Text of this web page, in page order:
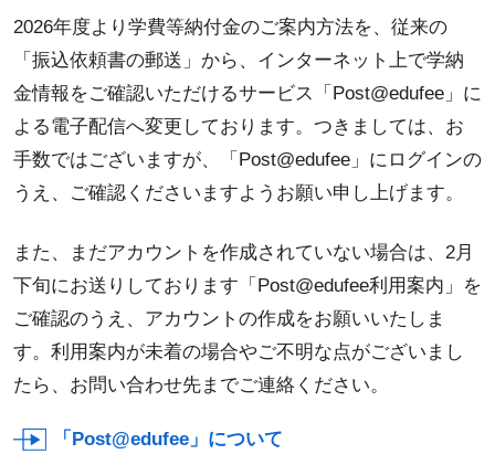
2026年度より学費等納付金のご案内方法を、従来の
「振込依頼書の郵送」から、インターネット上で学納
金情報をご確認いただけるサービス「Post@edufee」に
よる電子配信へ変更しております。つきましては、お
手数ではございますが、「Post@edufee」にログインの
うえ、ご確認くださいますようお願い申し上げます。
また、まだアカウントを作成されていない場合は、2月
下旬にお送りしております「Post@edufee利用案内」を
ご確認のうえ、アカウントの作成をお願いいたしま
す。利用案内が未着の場合やご不明な点がございまし
たら、お問い合わせ先までご連絡ください。
「Post@edufee」について